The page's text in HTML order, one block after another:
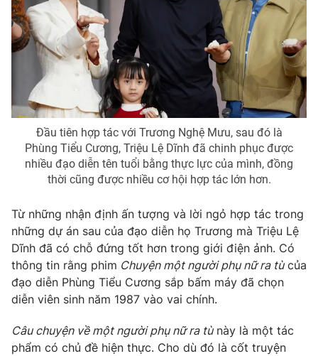
Emagazine Podcast
Photo Infographic
Video Shorts video
VTV Money VTV Thể thao
VTV Sức khoẻ Bất động sản
Thị trường 24h Tấm lòng Việt
VTV4 Vươn mình bằng AI
VTV9 VTV8
Liên hệ tòa soạn English
Đầu tiên hợp tác với Trương Nghệ Mưu, sau đó là
Phùng Tiểu Cương, Triệu Lệ Dĩnh đã chinh phục được
nhiều đạo diễn tên tuổi bằng thực lực của mình, đồng
thời cũng được nhiều cơ hội hợp tác lớn hơn.
Từ những nhận định ấn tượng và lời ngỏ hợp tác trong
những dự án sau của đạo diễn họ Trương mà Triệu Lệ
Dĩnh đã có chỗ đứng tốt hơn trong giới điện ảnh. Có
thông tin rằng phim Chuyện một người phụ nữ ra tùcủa
đạo diễn Phùng Tiểu Cương sắp bấm máy đã chọn
diễn viên sinh năm 1987 vào vai chính.
Câu chuyện về một người phụ nữ ra tùnày là một tác
phẩm có chủ đề hiện thực. Cho dù đó là cốt truyện